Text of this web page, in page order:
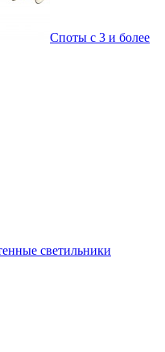
Споты с 3 и более
светильники